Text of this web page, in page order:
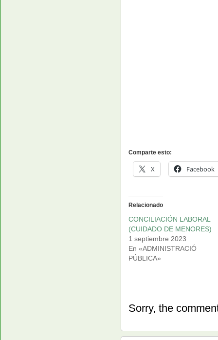
Comparte esto:
X Facebook
Relacionado
CONCILIACIÓN LABORAL
(CUIDADO DE MENORES)
1 septiembre 2023
En «ADMINISTRACIÓ
PÚBLICA»
Sorry, the